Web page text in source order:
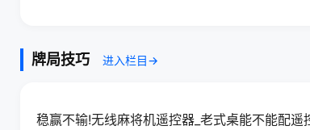
牌局技巧 进入栏目→
稳赢不输!无线麻将机遥控器_老式桌能不能配遥